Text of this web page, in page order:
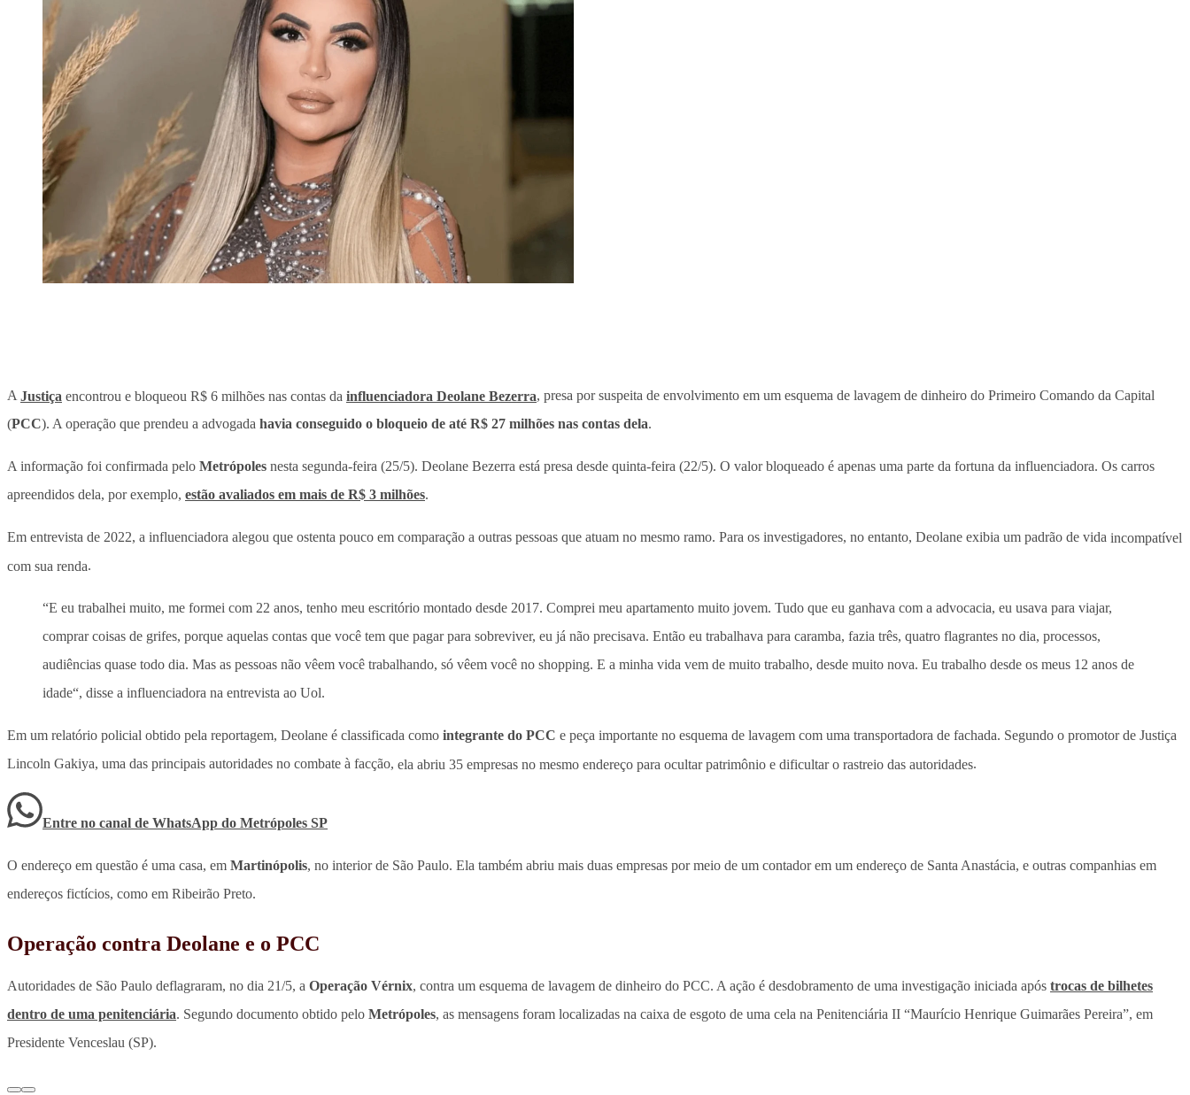
A Justiça encontrou e bloqueou R$ 6 milhões nas contas da influenciadora Deolane Bezerra, presa por suspeita de envolvimento em um esquema de lavagem de dinheiro do Primeiro Comando da Capital
(PCC). A operação que prendeu a advogada havia conseguido o bloqueio de até R$ 27 milhões nas contas dela.
A informação foi confirmada pelo Metrópoles nesta segunda-feira (25/5). Deolane Bezerra está presa desde quinta-feira (22/5). O valor bloqueado é apenas uma parte da fortuna da influenciadora. Os carros
apreendidos dela, por exemplo, estão avaliados em mais de R$ 3 milhões.
Em entrevista de 2022, a influenciadora alegou que ostenta pouco em comparação a outras pessoas que atuam no mesmo ramo. Para os investigadores, no entanto, Deolane exibia um padrão de vida incompatível
com sua renda.
“E eu trabalhei muito, me formei com 22 anos, tenho meu escritório montado desde 2017. Comprei meu apartamento muito jovem. Tudo que eu ganhava com a advocacia, eu usava para viajar,
comprar coisas de grifes, porque aquelas contas que você tem que pagar para sobreviver, eu já não precisava. Então eu trabalhava para caramba, fazia três, quatro flagrantes no dia, processos,
audiências quase todo dia. Mas as pessoas não vêem você trabalhando, só vêem você no shopping. E a minha vida vem de muito trabalho, desde muito nova. Eu trabalho desde os meus 12 anos de
idade“, disse a influenciadora na entrevista ao Uol.
Em um relatório policial obtido pela reportagem, Deolane é classificada como integrante do PCC e peça importante no esquema de lavagem com uma transportadora de fachada. Segundo o promotor de Justiça
Lincoln Gakiya, uma das principais autoridades no combate à facção, ela abriu 35 empresas no mesmo endereço para ocultar patrimônio e dificultar o rastreio das autoridades.
Entre no canal de WhatsApp do Metrópoles SP
O endereço em questão é uma casa, em Martinópolis, no interior de São Paulo. Ela também abriu mais duas empresas por meio de um contador em um endereço de Santa Anastácia, e outras companhias em
endereços fictícios, como em Ribeirão Preto.
Operação contra Deolane e o PCC
Autoridades de São Paulo deflagraram, no dia 21/5, a Operação Vérnix, contra um esquema de lavagem de dinheiro do PCC. A ação é desdobramento de uma investigação iniciada após trocas de bilhetes
dentro de uma penitenciária. Segundo documento obtido pelo Metrópoles, as mensagens foram localizadas na caixa de esgoto de uma cela na Penitenciária II “Maurício Henrique Guimarães Pereira”, em
Presidente Venceslau (SP).